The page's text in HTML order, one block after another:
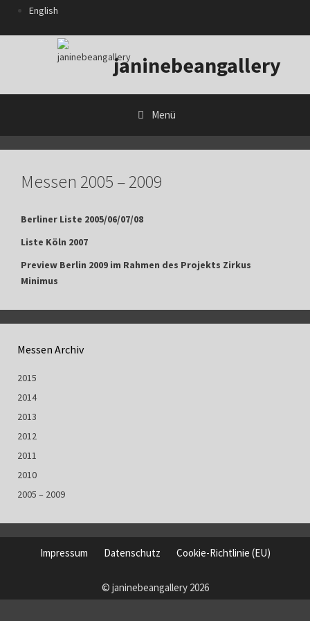
springen
English
janinebeangallery
Menü
Messen 2005 – 2009
Berliner Liste 2005/06/07/08
Liste Köln 2007
Preview Berlin 2009 im Rahmen des Projekts Zirkus
Minimus
Messen Archiv
2015
2014
2013
2012
2011
2010
2005 – 2009
Impressum Datenschutz Cookie-Richtlinie (EU)
© janinebeangallery 2026